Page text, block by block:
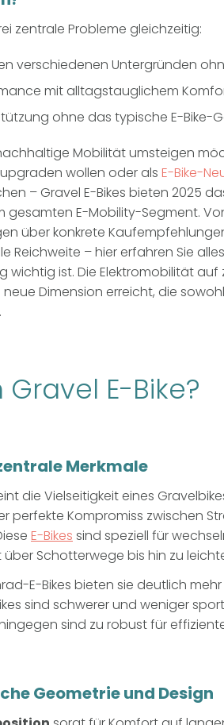
zentrale Probleme gleichzeitig:
verschiedenen Untergründen
mit alltagstauglichem
ohne das typische E-Bike-
Mobilität umsteigen
wollen oder als E-Bike-
– Gravel E-Bikes bieten 2025
gesamten E-Mobility-Segment.
über konkrete
Reichweite – hier erfahren Sie
wichtig ist. Die Elektromobilität auf
neue Dimension erreicht, die
E-Bike?
Merkmale
die Vielseitigkeit eines
perfekte Kompromiss zwischen
E-Bikes sind speziell für
über Schotterwege bis hin zu
E-Bikes bieten sie deutlich
sind schwerer und weniger
sind zu robust für
Geometrie und Design